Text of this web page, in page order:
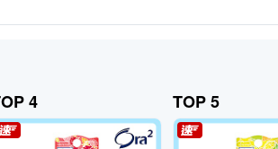
4 TOP 5